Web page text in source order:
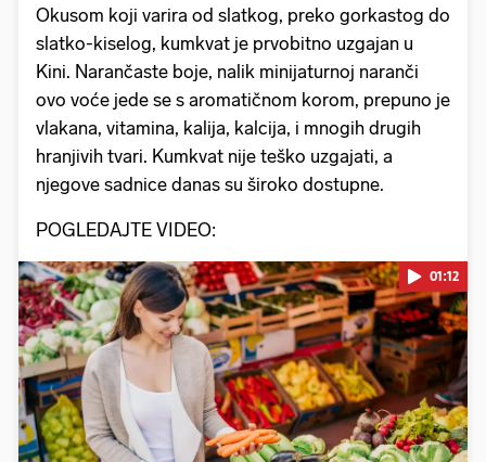
Okusom koji varira od slatkog, preko gorkastog do
slatko-kiselog, kumkvat je prvobitno uzgajan u
Kini. Narančaste boje, nalik minijaturnoj naranči
ovo voće jede se s aromatičnom korom, prepuno je
vlakana, vitamina, kalija, kalcija, i mnogih drugih
hranjivih tvari. Kumkvat nije teško uzgajati, a
njegove sadnice danas su široko dostupne.
POGLEDAJTE VIDEO:
Pokretanje videa...
01:12